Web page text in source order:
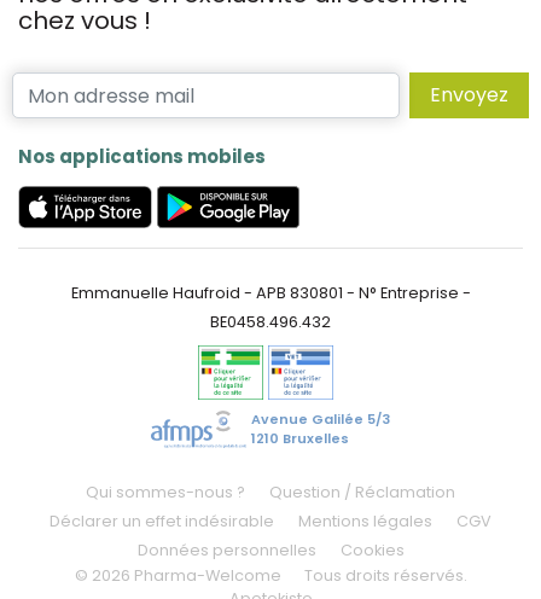
chez vous !
Envoyez
Nos applications mobiles
Emmanuelle Haufroid - APB 830801 - N° Entreprise -
BE0458.496.432
Avenue Galilée 5/3
1210 Bruxelles
Qui sommes-nous ?
Question / Réclamation
Déclarer un effet indésirable
Mentions légales
CGV
Données personnelles
Cookies
© 2026 Pharma-Welcome
Tous droits réservés.